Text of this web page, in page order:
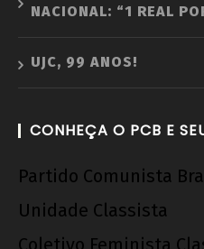
NACIONAL: “1 REAL
UJC, 99 ANOS!
CONHEÇA O PCB E
Partido Comunista
Unidade Classista